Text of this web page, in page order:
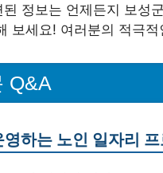
정보는 언제든지 보성
보세요! 여러분의 적극
Q&A
하는 노인 일자리